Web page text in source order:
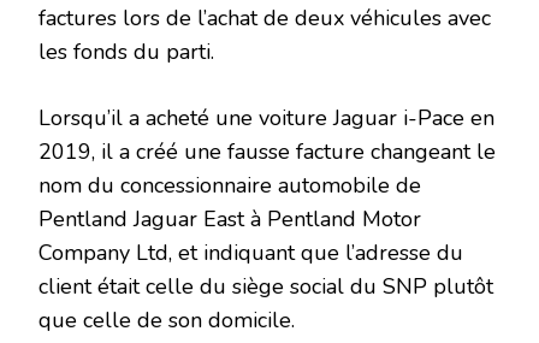
factures lors de l’achat de deux véhicules avec
les fonds du parti.
Lorsqu’il a acheté une voiture Jaguar i-Pace en
2019, il a créé une fausse facture changeant le
nom du concessionnaire automobile de
Pentland Jaguar East à Pentland Motor
Company Ltd, et indiquant que l’adresse du
client était celle du siège social du SNP plutôt
que celle de son domicile.